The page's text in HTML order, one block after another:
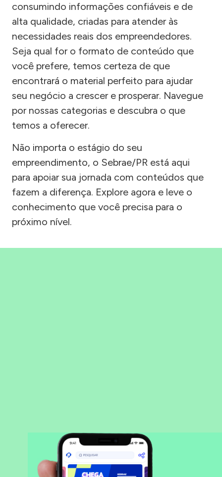
consumindo informações confiáveis e de
alta qualidade, criadas para atender às
necessidades reais dos empreendedores.
Seja qual for o formato de conteúdo que
você prefere, temos certeza de que
encontrará o material perfeito para ajudar
seu negócio a crescer e prosperar. Navegue
por nossas categorias e descubra o que
temos a oferecer.
Não importa o estágio do seu
empreendimento, o Sebrae/PR está aqui
para apoiar sua jornada com conteúdos que
fazem a diferença. Explore agora e leve o
conhecimento que você precisa para o
próximo nível.